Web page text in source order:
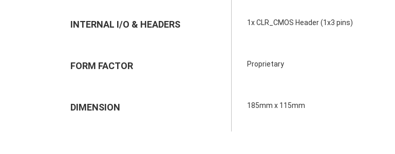
INTERNAL I/O & HEADERS 1x CLR_CMOS Header (1x3 pins)
FORM FACTOR Proprietary
DIMENSION 185mm x 115mm